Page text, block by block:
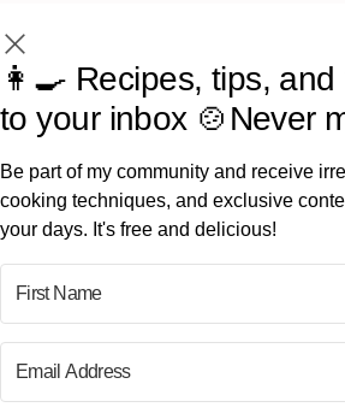
👩‍🍳 Recipes, tips,
to your inbox 🍲Never
Be part of my community and receive
cooking techniques, and exclusive
your days. It's free and delicious!